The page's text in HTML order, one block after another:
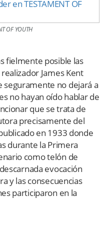
OF YOUTH
fielmente posible las
James Kent
seguramente no dejará a
no hayan oído hablar de
que se trata de
precisamente del
en 1933 donde
durante la Primera
como telón de
evocación
y las consecuencias
participaron en la